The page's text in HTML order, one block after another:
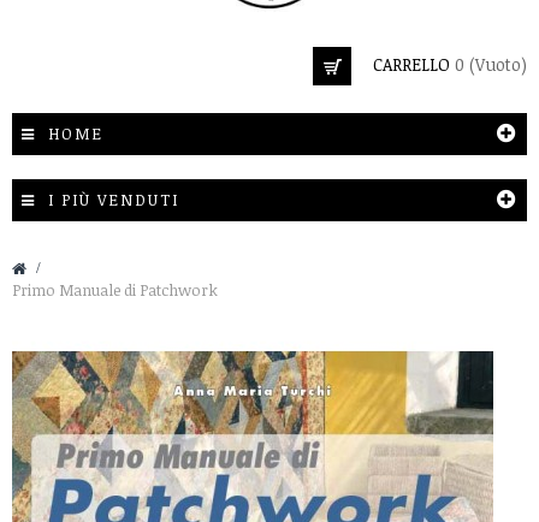
CARRELLO 0 (Vuoto)
HOME
I PIÙ VENDUTI
&gt;
Primo Manuale di Patchwork